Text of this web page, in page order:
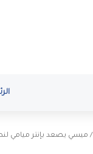
/ ميسي يصعد بإنتر ميامي